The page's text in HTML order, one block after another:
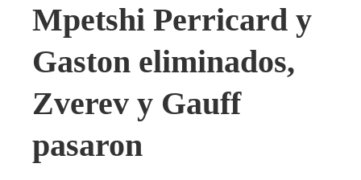
Mpetshi Perricard y
Gaston eliminados,
Zverev y Gauff
pasaron